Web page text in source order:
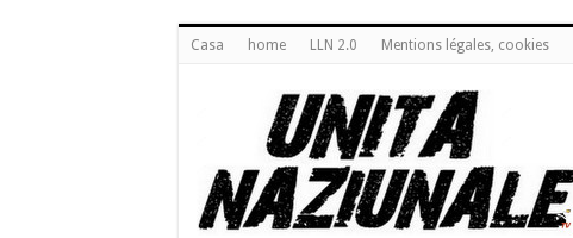
Casa home LLN 2.0 Mentions légales, cookies